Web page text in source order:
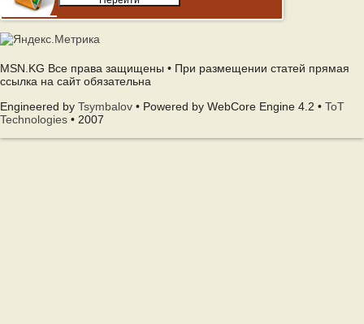
MSN.KG Все права защищены • При размещении статей прямая
ссылка на сайт обязательна
Engineered by Tsymbalov • Powered by WebCore Engine 4.2 • ToT
Technologies • 2007